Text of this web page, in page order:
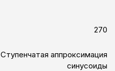
270
Ступенчатая аппроксимация
синусоиды